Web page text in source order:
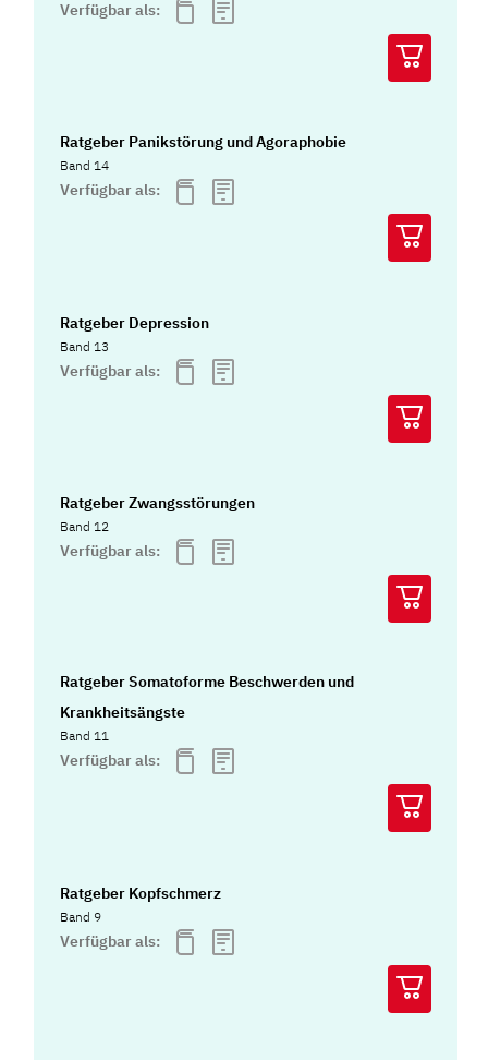
Verfügbar als:
Ratgeber Panikstörung und Agoraphobie
Band 14
Verfügbar als:
Ratgeber Depression
Band 13
Verfügbar als:
Ratgeber Zwangsstörungen
Band 12
Verfügbar als:
Ratgeber Somatoforme Beschwerden und
Krankheitsängste
Band 11
Verfügbar als:
Ratgeber Kopfschmerz
Band 9
Verfügbar als: